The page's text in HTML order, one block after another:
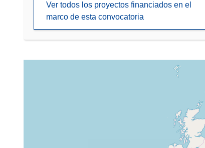
Ver todos los proyectos financiados en el
marco de esta convocatoria